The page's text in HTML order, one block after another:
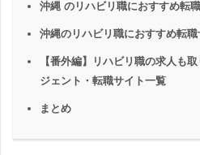
沖縄 のリハビリ職におすすめ転
沖縄のリハビリ職におすすめ転
【番外編】リハビリ職の求人も
ジェント・転職サイト一覧
まとめ